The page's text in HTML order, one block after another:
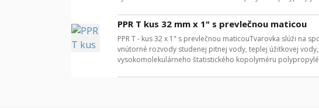
PPR T kus 32 mm x 1" s prevlečnou maticou
PPR T - kus 32 x 1" s prevlečnou maticouTvarovka slúži na
vnútorné rozvody studenej pitnej vody, teplej úžitkovej
vysokomolekulárneho štatistického kopolyméru